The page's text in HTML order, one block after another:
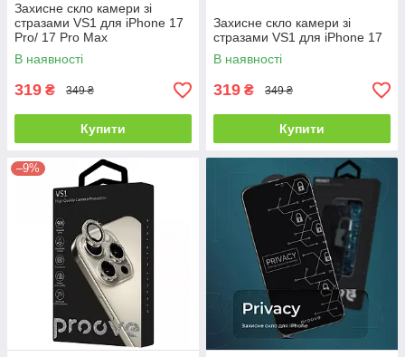
Захисне скло камери зі
стразами VS1 для iPhone 17
Pro/ 17 Pro Max
В наявності
319 ₴ 349 ₴
Купити
Захисне скло камери зі
стразами VS1 для iPhone 17
В наявності
319 ₴ 349 ₴
Купити
–9%